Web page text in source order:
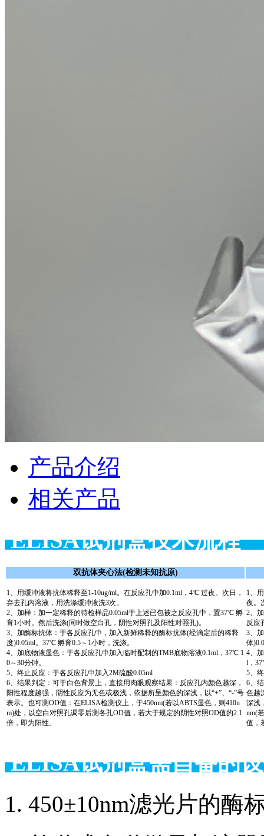
产品介绍
相关产品
ELISA试剂盒技
双抗体夹心法(检测未知抗原)
1、用缓冲液将抗体稀释至1-10ug/ml。在反应孔中加0.1ml，4℃ 过夜。次日，
弃去孔内溶液，用洗涤缓冲液洗3次。
2、加样：加一定稀释的待检样品0.05ml于上述已包被之反应孔中，置37℃ 孵
育1小时。然后洗涤(同时做空白孔，阴性对照孔及阳性对照孔)。
3、加酶标抗体：于各反应孔中，加入新鲜稀释的酶标抗体(经滴定后的稀释
度)0.05ml。37℃ 孵育0.5～1小时，洗涤。
4、加底物液显色：于各反应孔中加入临时配制的TMB底物溶液0.1ml，37℃ 1
0～30分钟。
5、终止反应：于各反应孔中加入2M硫酸0.05ml
6、结果判定：可于白色背景上，直接用肉眼观察结果：反应孔内颜色越深，
阳性程度越强，阴性反应为无色或极浅，依据所呈颜色的深浅，以“+”、“-”号
表示。也可测OD值：在ELISA检测仪上，于450nm(若以ABTS显色，则410n
m)处，以空白对照孔调零后测各孔OD值，若大于规定的阴性对照OD值的2.1
倍，即为阳性。
1、
夜。
2、
反应
3、
体
4、
l，
5、
6、
色越
深浅
nm(
值，
ELISA试剂盒需自备的
1. 450±10nm滤光片的酶